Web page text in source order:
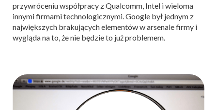
przywróceniu współpracy z Qualcomm, Intel i wieloma
innymi firmami technologicznymi. Google był jednym z
największych brakujących elementów w arsenale firmy i
wygląda na to, że nie będzie to już problemem.